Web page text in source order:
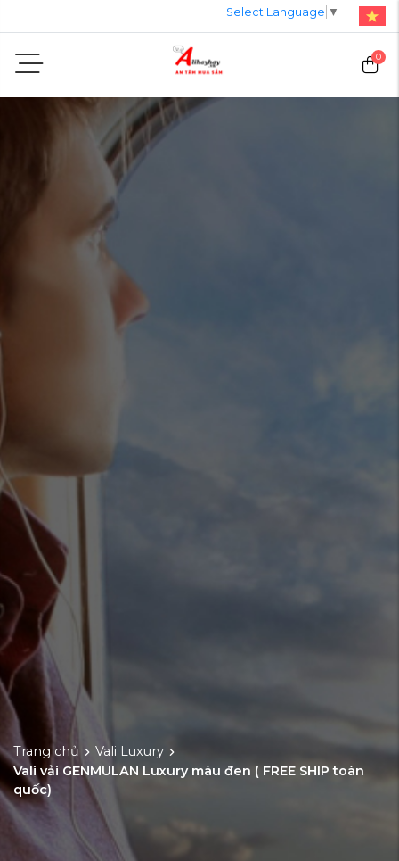
Select Language ▼
0
Trang chủ
Vali Luxury
Vali vải GENMULAN Luxury màu đen ( FREE SHIP toàn
quốc)